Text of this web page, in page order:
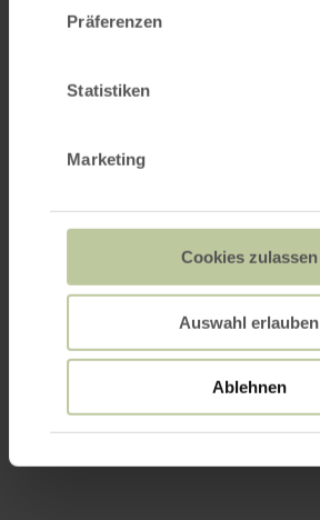
Präferenzen
Statistiken
Marketing
Cookies zulassen
Auswahl erlauben
Ablehnen